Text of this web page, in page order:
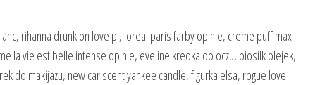
rihanna drunk on love pl, loreal paris farby opinie, creme puff max
la vie est belle intense opinie, eveline kredka do oczu, biosilk olejek,
do makijazu, new car scent yankee candle, figurka elsa, rogue love